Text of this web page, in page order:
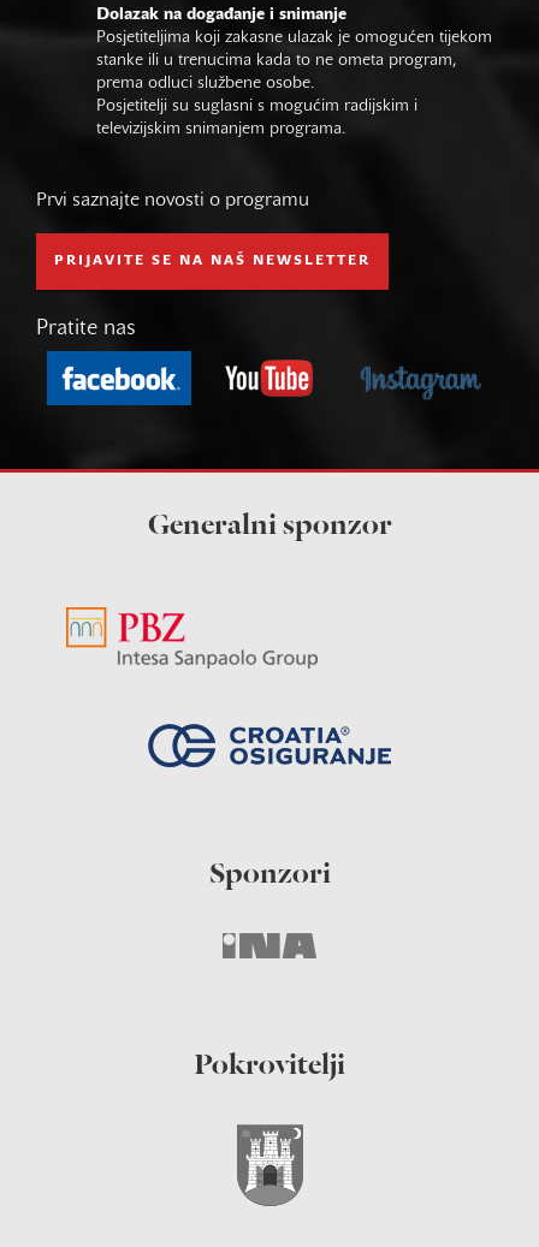
Dolazak na događanje i snimanje
Posjetiteljima koji zakasne ulazak je omogućen tijekom
stanke ili u trenucima kada to ne ometa program,
prema odluci službene osobe.
Posjetitelji su suglasni s mogućim radijskim i
televizijskim snimanjem programa.
Prvi saznajte novosti o programu
PRIJAVITE SE NA NAŠ NEWSLETTER
Pratite nas
Generalni sponzor
Sponzori
Pokrovitelji